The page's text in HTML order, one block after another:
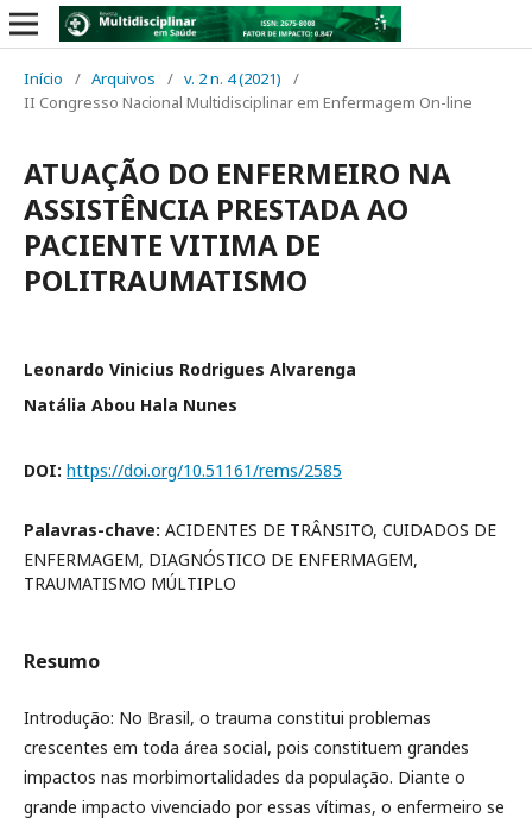
Início / Arquivos / v. 2 n. 4 (2021)
/
II Congresso Nacional Multidisciplinar em Enfermagem On-line
ATUAÇÃO DO ENFERMEIRO NA
ASSISTÊNCIA PRESTADA AO
PACIENTE VITIMA DE
POLITRAUMATISMO
Leonardo Vinicius Rodrigues Alvarenga
Natália Abou Hala Nunes
DOI: https://doi.org/10.51161/rems/2585
Palavras-chave: ACIDENTES DE TRÂNSITO, CUIDADOS DE
ENFERMAGEM, DIAGNÓSTICO DE ENFERMAGEM,
TRAUMATISMO MÚLTIPLO
Resumo
Introdução: No Brasil, o trauma constitui problemas
crescentes em toda área social, pois constituem grandes
impactos nas morbimortalidades da população. Diante o
grande impacto vivenciado por essas vítimas, o enfermeiro se